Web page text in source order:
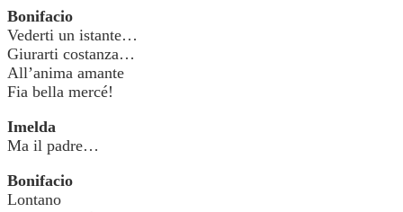
Bonifacio
Vederti un istante…
Giurarti costanza…
All’anima amante
Fia bella mercé!
Imelda
Ma il padre…
Bonifacio
Lontano